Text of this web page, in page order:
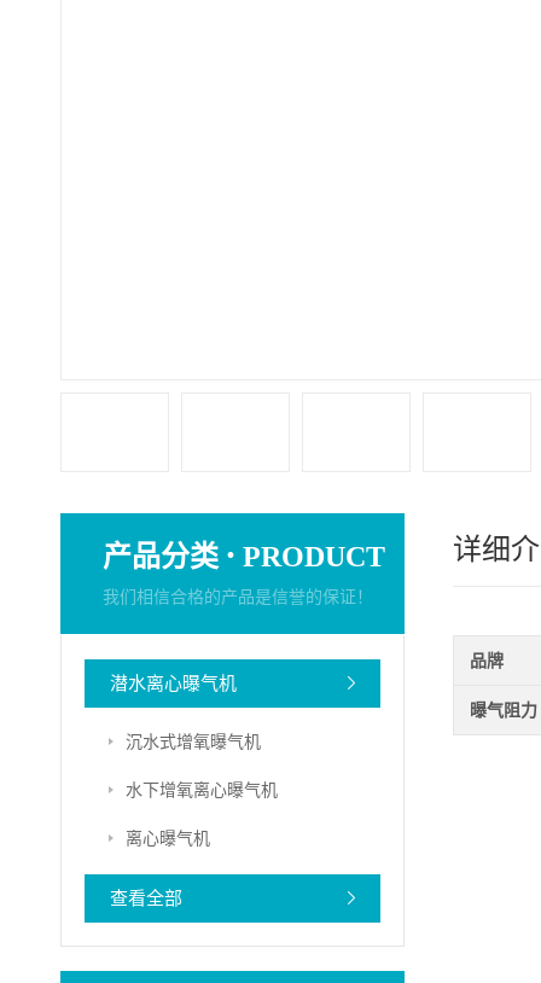
产品分类 · PRODUCT
我们相信合格的产品是信誉的保证！
潜水离心曝气机
沉水式增氧曝气机
水下增氧离心曝气机
离心曝气机
查看全部
详细
品牌
曝气阻力